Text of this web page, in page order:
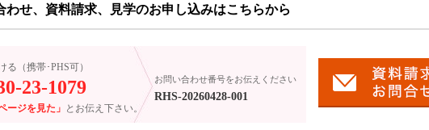
わせ、資料請求、見学のお申し込みはこちらから
る（携帯･PHS可）
23-1079
ージを見た」 とお伝え下さい。
お問い合わせ番号をお伝えください
RHS-20260428-001